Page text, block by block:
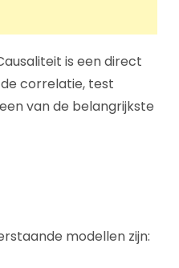
is een direct
correlatie, test
van de belangrijkste
modellen zijn: